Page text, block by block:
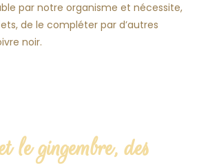
par notre organisme et nécessite,
de le compléter par d’autres
noir.
le gingembre, des